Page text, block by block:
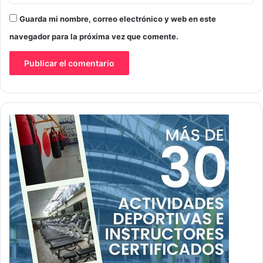
Guarda mi nombre, correo electrónico y web en este
navegador para la próxima vez que comente.